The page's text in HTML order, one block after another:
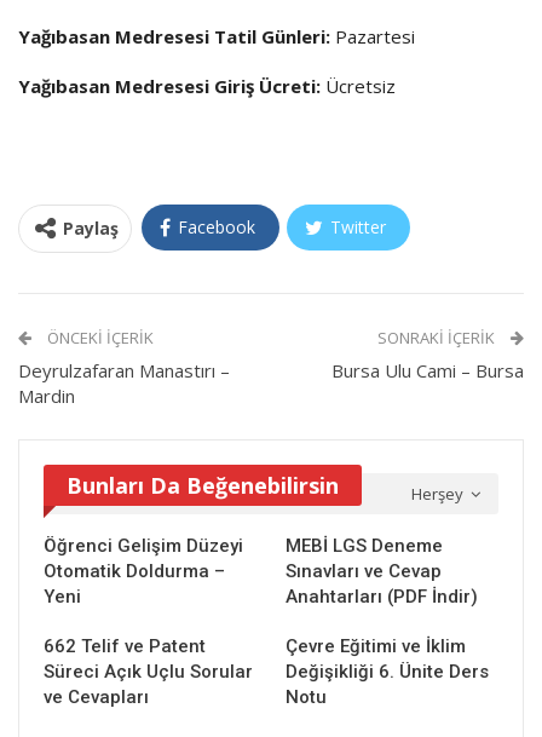
Yağıbasan Medresesi Tatil Günleri: Pazartesi
Yağıbasan Medresesi Giriş Ücreti: Ücretsiz
Paylaş Facebook Twitter
ÖNCEKI İÇERIK
Deyrulzafaran Manastırı –
Mardin
SONRAKI İÇERIK
Bursa Ulu Cami – Bursa
Herşey
Bunları Da Beğenebilirsin
Öğrenci Gelişim Düzeyi
Otomatik Doldurma –
Yeni
MEBİ LGS Deneme
Sınavları ve Cevap
Anahtarları (PDF İndir)
662 Telif ve Patent
Süreci Açık Uçlu Sorular
ve Cevapları
Çevre Eğitimi ve İklim
Değişikliği 6. Ünite Ders
Notu